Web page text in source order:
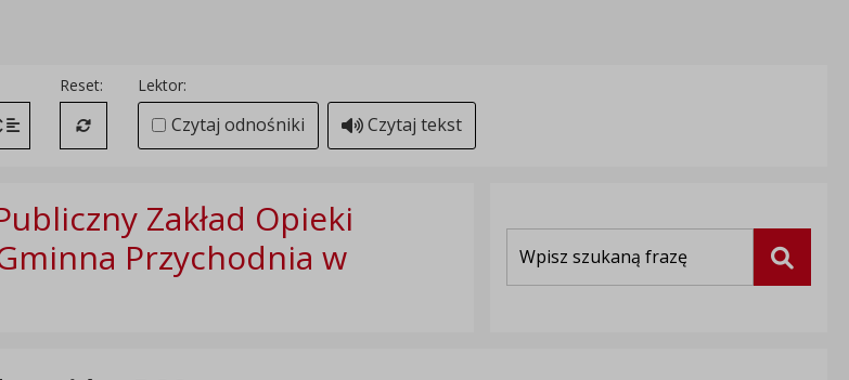
między literami
Zmień interlinię i margines między paragrafami
Reset:
Przywróć ustawienia domyślne
Lektor:
Czytaj odnośniki Czytaj tekst
Zakład Opieki
Przychodnia w
Szukaj